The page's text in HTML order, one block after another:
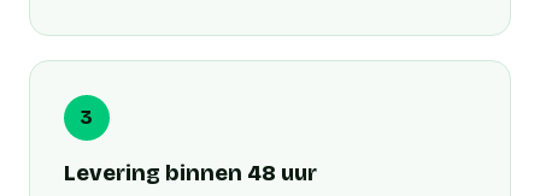
3
Levering binnen 48 uur